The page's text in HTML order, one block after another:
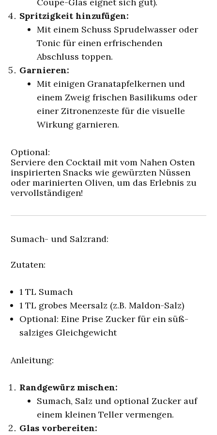
Spritzigkeit hinzufügen:
Mit einem Schuss Sprudelwasser oder
Tonic für einen erfrischenden
Abschluss toppen.
Garnieren:
Mit einigen Granatapfelkernen und
einem Zweig frischen Basilikums oder
einer Zitronenzeste für die visuelle
Wirkung garnieren.
Optional:
Serviere den Cocktail mit vom Nahen Osten
inspirierten Snacks wie gewürzten Nüssen
oder marinierten Oliven, um das Erlebnis zu
vervollständigen!
Sumach- und Salzrand:
Zutaten:
1 TL Sumach
1 TL grobes Meersalz (z.B. Maldon-Salz)
Optional: Eine Prise Zucker für ein süß-
salziges Gleichgewicht
Anleitung:
Randgewürz mischen:
Sumach, Salz und optional Zucker auf
einem kleinen Teller vermengen.
Glas vorbereiten: